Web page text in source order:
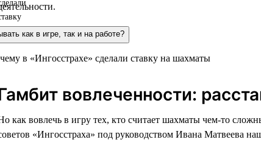
как в игре, так и на работе?
вовлеченности:
как вовлечь в игру тех, кто считает шахматы чем-то
«Ингосстраха» под руководством Ивана Матвеева